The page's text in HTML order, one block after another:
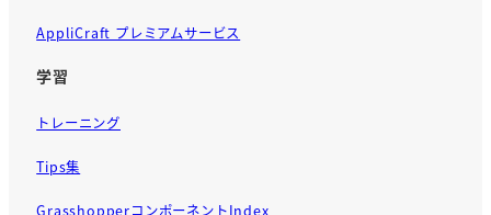
AppliCraft プレミアムサービス
学習
トレーニング
Tips集
GrasshopperコンポーネントIndex